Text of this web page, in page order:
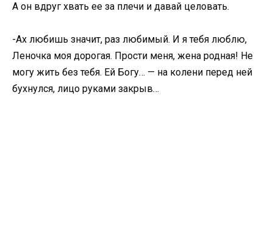
А он вдруг хвать ее за плечи и давай целовать.
-Ах любишь значит, раз любимый. И я тебя люблю,
Леночка моя дорогая. Прости меня, жена родная! Не
могу жить без тебя. Ей Богу… — на колени перед ней
бухнулся, лицо руками закрыв…